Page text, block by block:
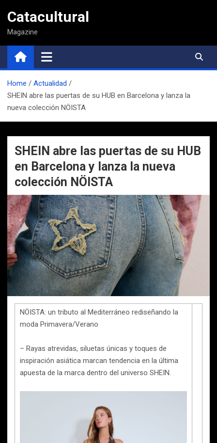
contenido
Catacultural
Magazine
Home
Actualidad
SHEIN abre las puertas de su HUB en Barcelona y lanza la
nueva colección NÖISTA
SHEIN abre las puertas de su HUB
en Barcelona y lanza la nueva
colección NÖISTA
NÖISTA: un tributo al Mediterráneo rediseñando la
moda Primavera/Verano
– Rayas atrevidas, siluetas únicas y toques de
inspiración asiática marcan tendencia en la última
apuesta de la marca dentro del universo SHEIN.